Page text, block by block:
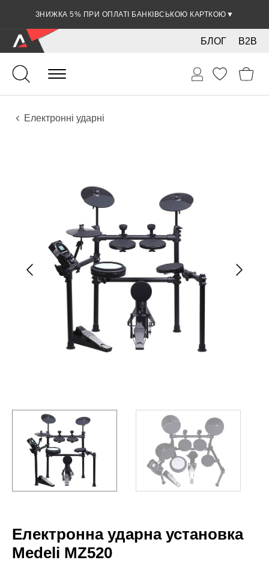
ЗНИЖКА 5% ПРИ ОПЛАТІ БАНКІВСЬКОЮ КАРТКОЮ ▼
B2B
БЛОГ
Ударні
Ударні інструменти
Інструменти
Електронні ударні
Електронна ударна установка
Medeli MZ520